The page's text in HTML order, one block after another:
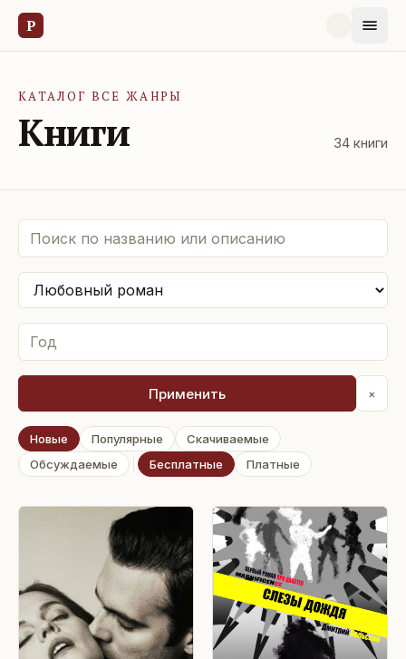
Р
КАТАЛОГ ВСЕ ЖАНРЫ
Книги 34 книги
Применить ×
Новые Популярные
Скачиваемые
Обсуждаемые
Бесплатные Платные